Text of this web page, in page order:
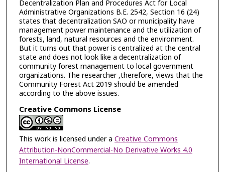
Decentralization Plan and Procedures Act for Local
Administrative Organizations B.E. 2542, Section 16 (24)
states that decentralization SAO or municipality have
management power maintenance and the utilization of
forests, land, natural resources and the environment.
But it turns out that power is centralized at the central
state and does not look like a decentralization of
community forest management to local government
organizations. The researcher ,therefore, views that the
Community Forest Act 2019 should be amended
according to the above issues.
Creative Commons License
This work is licensed under a Creative Commons
Attribution-NonCommercial-No Derivative Works 4.0
International License.